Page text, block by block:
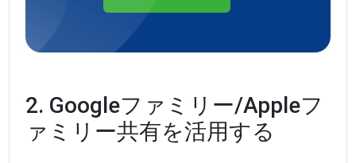
2. Googleファミリー/Appleフ
ァミリー共有を活用する